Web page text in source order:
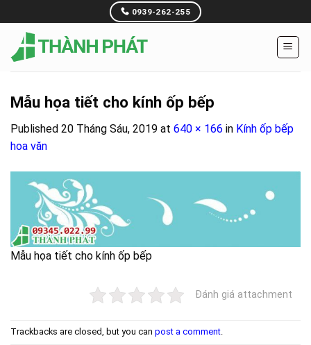
to
content
0939-262-255
Mẫu họa tiết cho kính ốp bếp
Published 20 Tháng Sáu, 2019 at 640 × 166 in Kính ốp bếp
hoa văn
Mẫu họa tiết cho kính ốp bếp
Đánh giá attachment
Trackbacks are closed, but you can post a comment